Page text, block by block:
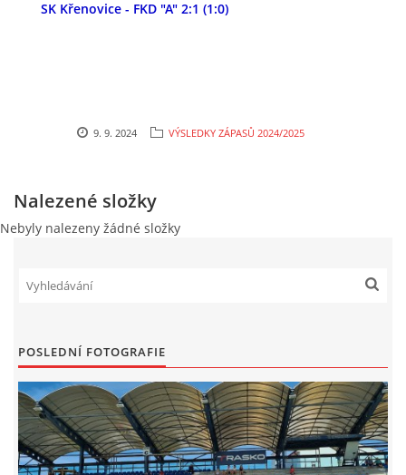
SK Křenovice - FKD "A" 2:1 (1:0)
9. 9. 2024 VÝSLEDKY ZÁPASŮ 2024/2025
Nalezené složky
Nebyly nalezeny žádné složky
POSLEDNÍ FOTOGRAFIE